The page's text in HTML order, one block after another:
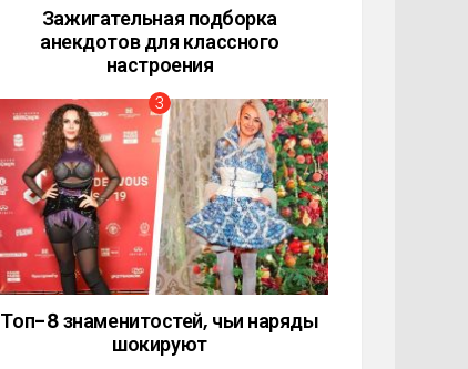
Зажигательная подборка
анекдотов для классного
настроения
Топ-8 знаменитостей, чьи наряды
шокируют